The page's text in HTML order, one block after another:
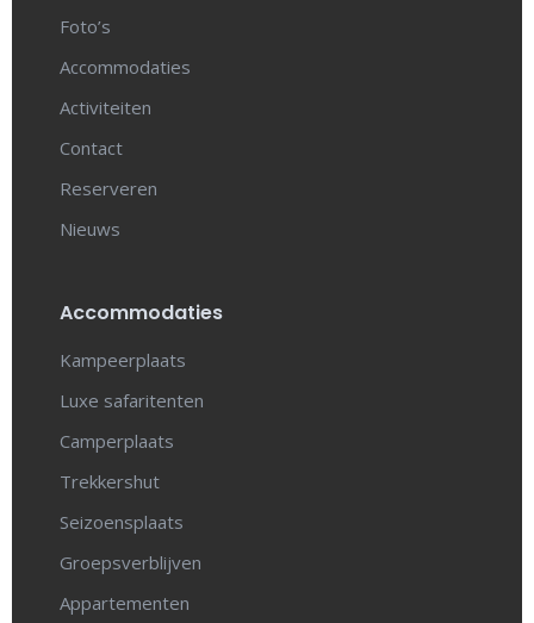
Foto’s
Accommodaties
Activiteiten
Contact
Reserveren
Nieuws
Accommodaties
Kampeerplaats
Luxe safaritenten
Camperplaats
Trekkershut
Seizoensplaats
Groepsverblijven
Appartementen